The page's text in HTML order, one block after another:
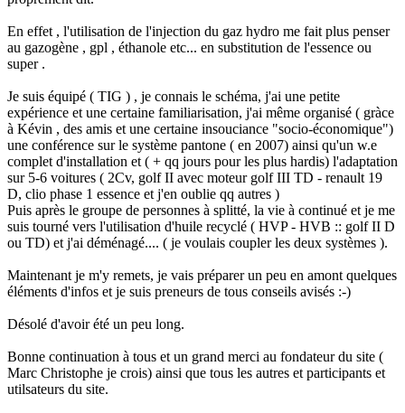
En effet , l'utilisation de l'injection du gaz hydro me fait plus penser
au gazogène , gpl , éthanole etc... en substitution de l'essence ou
super .
Je suis équipé ( TIG ) , je connais le schéma, j'ai une petite
expérience et une certaine familiarisation, j'ai même organisé ( gràce
à Kévin , des amis et une certaine insouciance "socio-économique")
une conférence sur le système pantone ( en 2007) ainsi qu'un w.e
complet d'installation et ( + qq jours pour les plus hardis) l'adaptation
sur 5-6 voitures ( 2Cv, golf II avec moteur golf III TD - renault 19
D, clio phase 1 essence et j'en oublie qq autres )
Puis après le groupe de personnes à splitté, la vie à continué et je me
suis tourné vers l'utilisation d'huile recyclé ( HVP - HVB :: golf II D
ou TD) et j'ai déménagé.... ( je voulais coupler les deux systèmes ).
Maintenant je m'y remets, je vais préparer un peu en amont quelques
éléments d'infos et je suis preneurs de tous conseils avisés :-)
Désolé d'avoir été un peu long.
Bonne continuation à tous et un grand merci au fondateur du site (
Marc Christophe je crois) ainsi que tous les autres et participants et
utilsateurs du site.